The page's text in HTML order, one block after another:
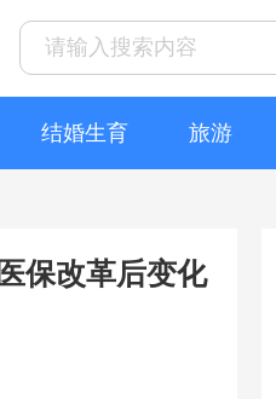
结婚生育 旅游
保改革后变化